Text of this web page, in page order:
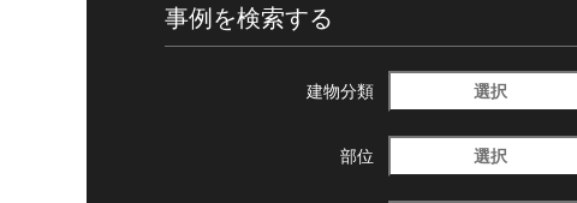
事例を検索する
建物分類 選択
部位 選択